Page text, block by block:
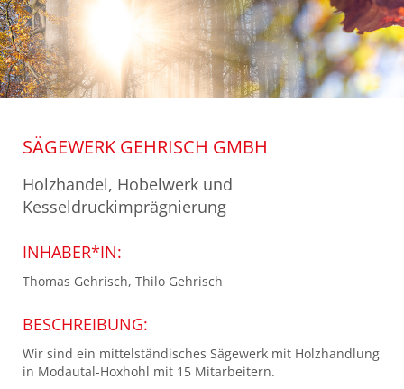
SÄGEWERK GEHRISCH GMBH
Holzhandel, Hobelwerk und
Kesseldruckimprägnierung
INHABER*IN:
Thomas Gehrisch, Thilo Gehrisch
BESCHREIBUNG:
Wir sind ein mittelständisches Sägewerk mit Holzhandlung
in Modautal-Hoxhohl mit 15 Mitarbeitern.